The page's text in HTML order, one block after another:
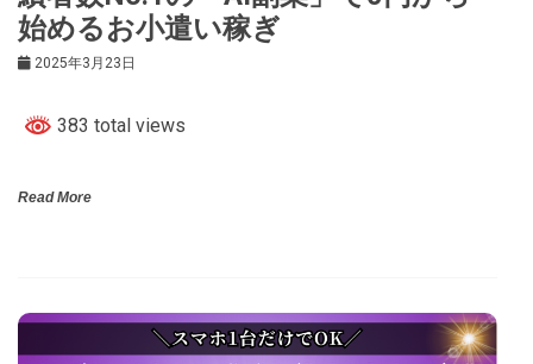
始めるお小遣い稼ぎ
2025年3月23日
383 total views
Read More